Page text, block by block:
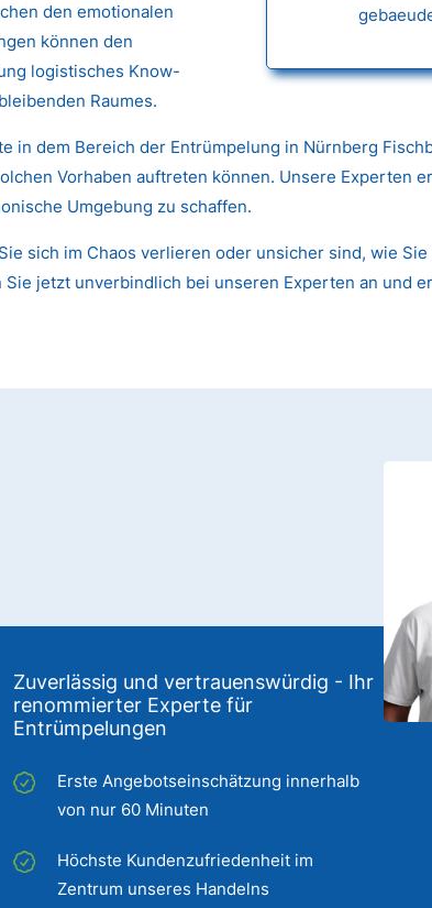
den emotionalen
können den
logistisches Know-
Raumes.
dem Bereich der Entrümpelung in Nürnberg
Vorhaben auftreten können. Unsere Experten
Umgebung zu schaffen.
sich im Chaos verlieren oder unsicher sind, wie
jetzt unverbindlich bei unseren Experten an und
Zuverlässig und vertrauenswürdig - Ihr
renommierter Experte für
Entrümpelungen
Erste Angebotseinschätzung innerhalb
von nur 60 Minuten
Höchste Kundenzufriedenheit im
Zentrum unseres Handelns